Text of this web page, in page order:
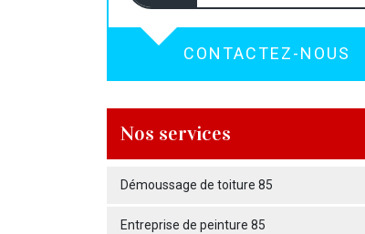
CONTACTEZ-NOUS
Nos services
Démoussage de toiture 85
Entreprise de peinture 85